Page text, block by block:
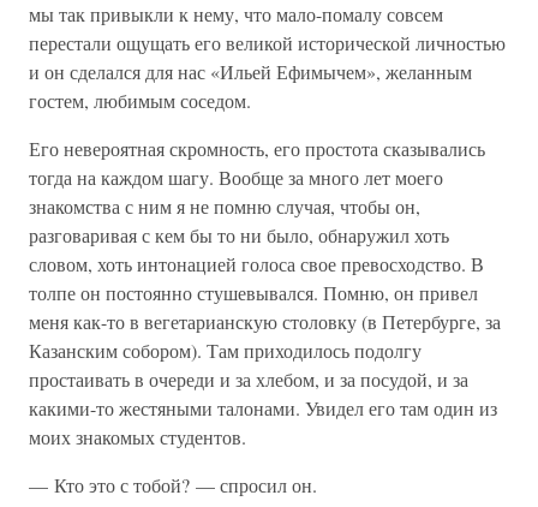
мы так привыкли к нему, что мало-помалу совсем
перестали ощущать его великой исторической личностью
и он сделался для нас «Ильей Ефимычем», желанным
гостем, любимым соседом.
Его невероятная скромность, его простота сказывались
тогда на каждом шагу. Вообще за много лет моего
знакомства с ним я не помню случая, чтобы он,
разговаривая с кем бы то ни было, обнаружил хоть
словом, хоть интонацией голоса свое превосходство. В
толпе он постоянно стушевывался. Помню, он привел
меня как-то в вегетарианскую столовку (в Петербурге, за
Казанским собором). Там приходилось подолгу
простаивать в очереди и за хлебом, и за посудой, и за
какими-то жестяными талонами. Увидел его там один из
моих знакомых студентов.
— Кто это с тобой? — спросил он.